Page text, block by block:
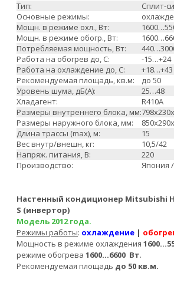
Тип:
Сплит-
Основные режимы:
Мощн. в режиме охл., Вт:
Мощн. в режиме обогр., Вт:
Потребляемая мощность, Вт:
Работа на обогрев до, С:
-15…+24
Работа на охлаждение до, С:
+18…+43
Рекомендуемая площадь, кв.м:
до 50
Уровень шума, дБ(А):
25…48
Хладагент:
R410A
Размеры внутреннего блока, мм:
Размеры наружного блока, мм:
Длина трассы (max), м:
15
Вес внутр/внешн, кг:
10,5/42
Напряж. питания, В:
220
Производство:
Япония
Настенный кондиционер Mitsubishi
S (инвертор)
Модель 2012 года.
Режимы работы: охлаждение |
Мощность в режиме охлаждения
режиме обогрева 1600…6600 Вт.
Рекомендуемая площадь до 50 кв.м.